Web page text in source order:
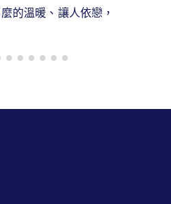
的溫暖、讓人依戀，